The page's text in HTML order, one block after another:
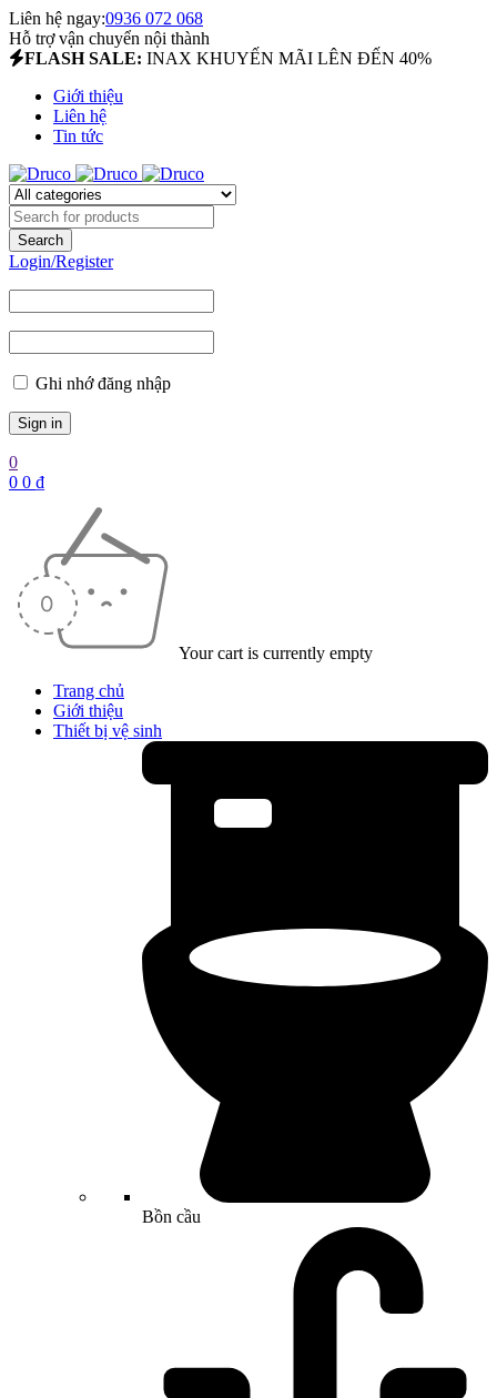
Liên hệ ngay:0936 072 068
Hỗ trợ vận chuyển nội thành
FLASH SALE: INAX KHUYẾN MÃI LÊN ĐẾN 40%
Giới thiệu
Liên hệ
Tin tức
Login/Register
Ghi nhớ đăng nhập
0
0 0 ₫
Your cart is currently empty
Trang chủ
Giới thiệu
Thiết bị vệ sinh
Bồn cầu